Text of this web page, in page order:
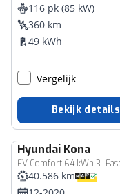
116 pk (85 kW)
360 km
49 kWh
Vergelijk
Bekijk details
Hyundai Kona
40.586 km